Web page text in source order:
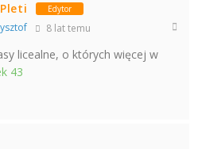
Edytor
8 lat temu
licealne, o których więcej w
43